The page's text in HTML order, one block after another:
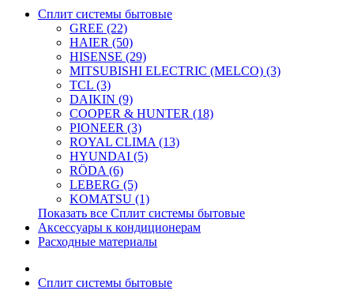
Сплит системы бытовые
GREE (22)
HAIER (50)
HISENSE (29)
MITSUBISHI ELECTRIC (MELCO) (3)
TCL (3)
DAIKIN (9)
COOPER & HUNTER (18)
PIONEER (3)
ROYAL CLIMA (13)
HYUNDAI (5)
RÖDA (6)
LEBERG (5)
KOMATSU (1)
Показать все Сплит системы бытовые
Аксессуары к кондиционерам
Расходные материалы
Сплит системы бытовые